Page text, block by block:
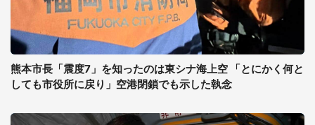
熊本市長「震度7」を知ったのは東シナ海上空 「とにかく何と
しても市役所に戻り」空港閉鎖でも示した執念